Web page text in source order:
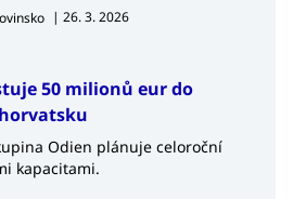
| 26. 3. 2026
50 milionů eur do
Odien plánuje celoroční
kapacitami.